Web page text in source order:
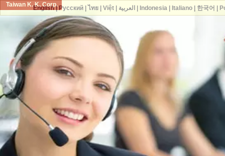
Taiwan K. K. Corp.
English| Русский| ไทย| Việt| العربية Indonesia| Italiano| 한국어